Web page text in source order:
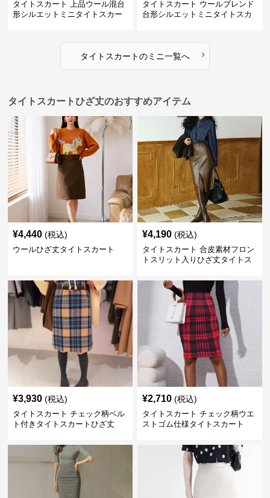
タイトスカート 上品ウール混台
形シルエットミニタイトスカー
タイトスカート ウールブレンド
台形シルエットミニタイトスカ
タイトスカートのミニ一覧へ ›
タイトスカートひざ丈のおすすめアイテム
¥4,440 (税込)
ウールひざ丈タイトスカート
¥4,190 (税込)
タイトスカート 合皮素材フロン
トスリット入りひざ丈タイトス
¥3,930 (税込)
タイトスカート チェック柄ベル
ト付きタイトスカートひざ丈
¥2,710 (税込)
タイトスカート チェック柄ウエ
ストゴム仕様タイトスカート